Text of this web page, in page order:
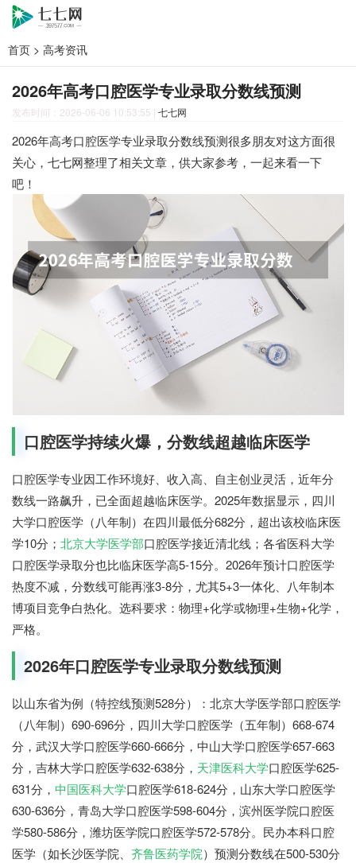
首页 > 高考资讯
2026年高考口腔医学专业录取分数线预测
发布时间：2026-06-06 10:53:55 | 七七网
2026年高考口腔医学专业录取分数线预测很多朋友对这方面很
关心，七七网整理了相关文章，供大家参考，一起来看一下
吧！
口腔医学持续火爆，分数线超越临床医学
口腔医学专业因工作环境好、收入高、自主创业灵活，近年分
数线一路飙升，已全面超越临床医学。2025年数据显示，四川
大学口腔医学（八年制）在四川最低分682分，超出该校临床医
学10分； 北京大学医学部口腔医学接近清北线；各省医科大学
口腔医学录取分也比临床医学高5-15分。2026年预计口腔医学
热度不减，分数线可能再涨3-8分，尤其5+3一体化、八年制本
博项目竞争白热化。选科要求：物理+化学或物理+生物+化学，
严格。
2026年口腔医学专业录取分数线预测
以山东省为例（特控线预测528分）：北京大学医学部口腔医学
（八年制）690-696分，四川大学口腔医学（五年制）668-674
分，武汉大学口腔医学660-666分，中山大学口腔医学657-663
分，吉林大学口腔医学632-638分， 天津医科大学口腔医学625-
631分， 中国医科大学口腔医学618-624分，山东大学口腔医学
630-636分，青岛大学口腔医学598-604分，滨州医学院口腔医
学580-586分，潍坊医学院口腔医学572-578分。民办本科口腔
医学（如长沙医学院、 齐鲁医药学院）预测分数线在500-530分